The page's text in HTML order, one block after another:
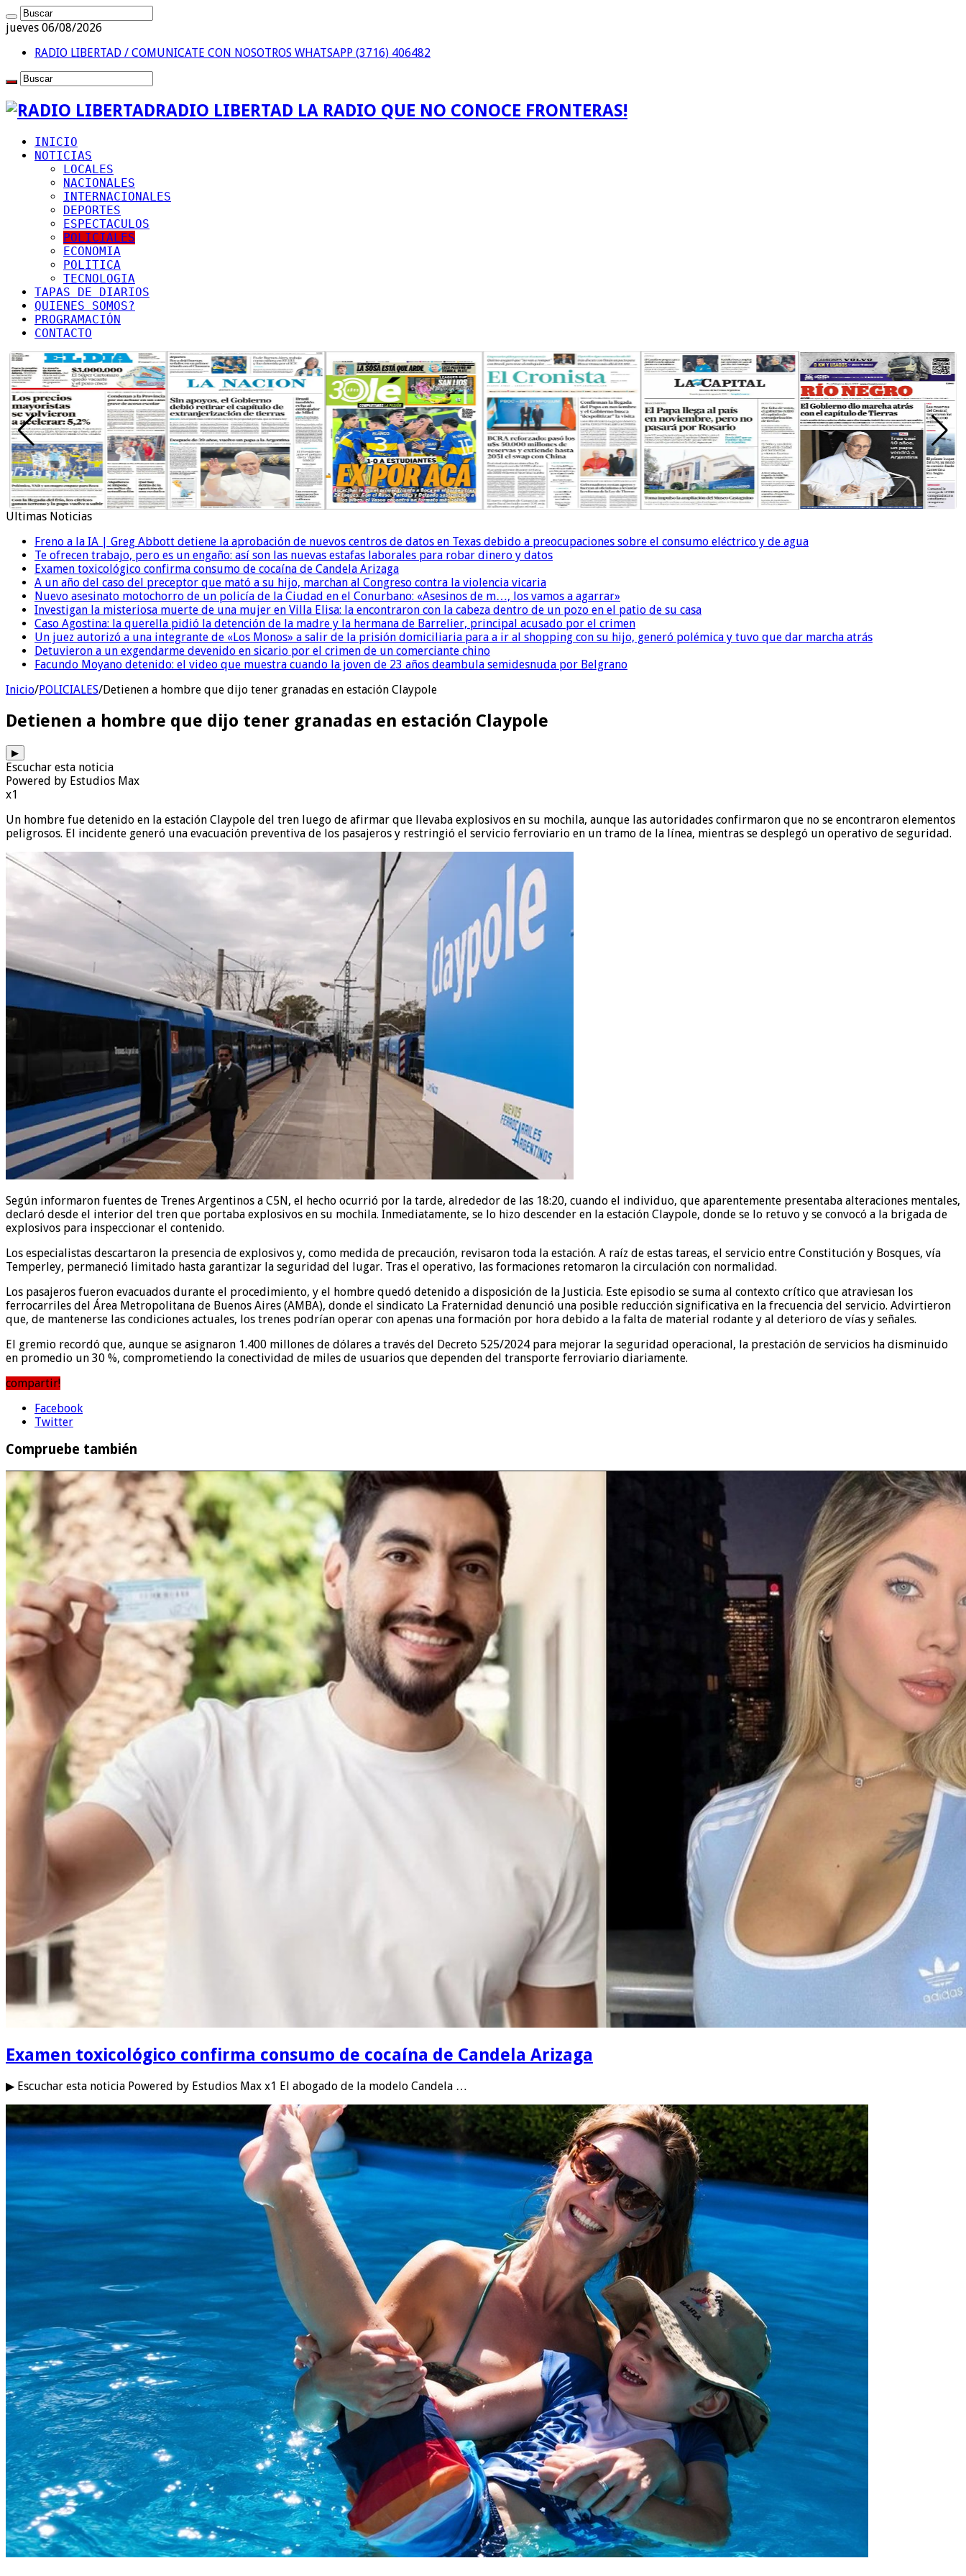
jueves 06/08/2026
RADIO LIBERTAD / COMUNICATE CON NOSOTROS WHATSAPP (3716) 406482
RADIO LIBERTAD LA RADIO QUE NO CONOCE FRONTERAS!
INICIO
NOTICIAS
LOCALES
NACIONALES
INTERNACIONALES
DEPORTES
ESPECTACULOS
POLICIALES
ECONOMIA
POLITICA
TECNOLOGIA
TAPAS DE DIARIOS
QUIENES SOMOS?
PROGRAMACIÓN
CONTACTO
Ultimas Noticias
Freno a la IA | Greg Abbott detiene la aprobación de nuevos centros de datos en Texas debido a preocupaciones sobre el consumo eléctrico y de agua
Te ofrecen trabajo, pero es un engaño: así son las nuevas estafas laborales para robar dinero y datos
Examen toxicológico confirma consumo de cocaína de Candela Arizaga
A un año del caso del preceptor que mató a su hijo, marchan al Congreso contra la violencia vicaria
Nuevo asesinato motochorro de un policía de la Ciudad en el Conurbano: «Asesinos de m…, los vamos a agarrar»
Investigan la misteriosa muerte de una mujer en Villa Elisa: la encontraron con la cabeza dentro de un pozo en el patio de su casa
Caso Agostina: la querella pidió la detención de la madre y la hermana de Barrelier, principal acusado por el crimen
Un juez autorizó a una integrante de «Los Monos» a salir de la prisión domiciliaria para a ir al shopping con su hijo, generó polémica y tuvo que dar marcha atrás
Detuvieron a un exgendarme devenido en sicario por el crimen de un comerciante chino
Facundo Moyano detenido: el video que muestra cuando la joven de 23 años deambula semidesnuda por Belgrano
Inicio/POLICIALES/Detienen a hombre que dijo tener granadas en estación Claypole
Detienen a hombre que dijo tener granadas en estación Claypole
▶
Escuchar esta noticia
Powered by Estudios Max
x1
Un hombre fue detenido en la estación Claypole del tren luego de afirmar que llevaba explosivos en su mochila, aunque las autoridades confirmaron que no se encontraron elementos
peligrosos. El incidente generó una evacuación preventiva de los pasajeros y restringió el servicio ferroviario en un tramo de la línea, mientras se desplegó un operativo de seguridad.
Según informaron fuentes de Trenes Argentinos a C5N, el hecho ocurrió por la tarde, alrededor de las 18:20, cuando el individuo, que aparentemente presentaba alteraciones mentales,
declaró desde el interior del tren que portaba explosivos en su mochila. Inmediatamente, se lo hizo descender en la estación Claypole, donde se lo retuvo y se convocó a la brigada de
explosivos para inspeccionar el contenido.
Los especialistas descartaron la presencia de explosivos y, como medida de precaución, revisaron toda la estación. A raíz de estas tareas, el servicio entre Constitución y Bosques, vía
Temperley, permaneció limitado hasta garantizar la seguridad del lugar. Tras el operativo, las formaciones retomaron la circulación con normalidad.
Los pasajeros fueron evacuados durante el procedimiento, y el hombre quedó detenido a disposición de la Justicia. Este episodio se suma al contexto crítico que atraviesan los
ferrocarriles del Área Metropolitana de Buenos Aires (AMBA), donde el sindicato La Fraternidad denunció una posible reducción significativa en la frecuencia del servicio. Advirtieron
que, de mantenerse las condiciones actuales, los trenes podrían operar con apenas una formación por hora debido a la falta de material rodante y al deterioro de vías y señales.
El gremio recordó que, aunque se asignaron 1.400 millones de dólares a través del Decreto 525/2024 para mejorar la seguridad operacional, la prestación de servicios ha disminuido
en promedio un 30 %, comprometiendo la conectividad de miles de usuarios que dependen del transporte ferroviario diariamente.
compartir!
Facebook
Twitter
Compruebe también
Examen toxicológico confirma consumo de cocaína de Candela Arizaga
▶ Escuchar esta noticia Powered by Estudios Max x1 El abogado de la modelo Candela …